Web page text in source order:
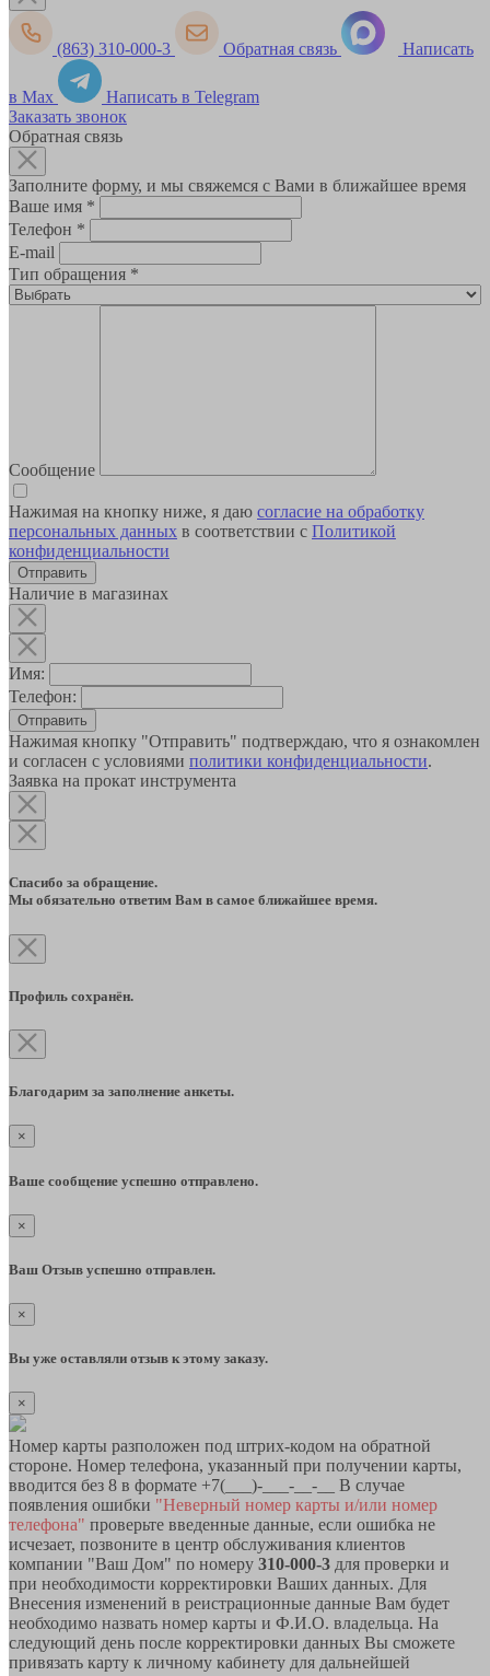
(863) 310-000-3 Обратная связь Написать
в Max
Написать в Telegram
Заказать звонок
Обратная связь
Заполните форму, и мы свяжемся с Вами в ближайшее время
Ваше имя *
Телефон *
E-mail
Тип обращения *
Сообщение
Нажимая на кнопку ниже, я даю согласие на обработку
персональных данных в соответствии с Политикой
конфиденциальности
Наличие в магазинах
Имя:
Телефон:
Отправить
Нажимая кнопку "Отправить" подтверждаю, что я ознакомлен
и согласен с условиями политики конфиденциальности.
Заявка на прокат инструмента
Спасибо за обращение.
Мы обязательно ответим Вам в самое ближайшее время.
Профиль сохранён.
Благодарим за заполнение анкеты.
×
Ваше сообщение успешно отправлено.
×
Ваш Отзыв успешно отправлен.
×
Вы уже оставляли отзыв к этому заказу.
×
Номер карты разположен под штрих-кодом на обратной
стороне. Номер телефона, указанный при получении карты,
вводится без 8 в формате +7(___)-___-__-__ В случае
появления ошибки "Неверный номер карты и/или номер
телефона" проверьте введенные данные, если ошибка не
исчезает, позвоните в центр обслуживания клиентов
компании "Ваш Дом" по номеру 310-000-3 для проверки и
при необходимости корректировки Ваших данных. Для
Внесения изменений в реистрационные данные Вам будет
необходимо назвать номер карты и Ф.И.О. владельца. На
следующий день после корректировки данных Вы сможете
привязать карту к личному кабинету для дальнейшей